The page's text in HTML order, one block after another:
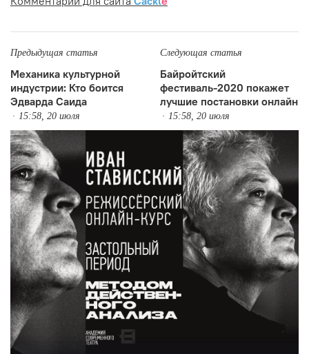
Предыдущая статья
Механика культурной
индустрии: Кто боится
Эдварда Саида
15:58, 20 июля
Следующая статья
Байройтский
фестиваль-2020 покажет
лучшие постановки онлайн
15:58, 20 июля